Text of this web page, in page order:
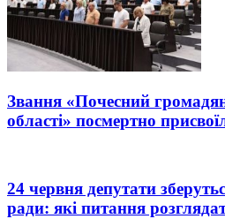
Звання «Почесний
області» посмертно
24 червня депутати
ради: які питання